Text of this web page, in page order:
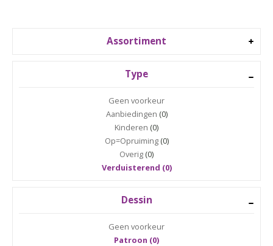
Assortiment
Type
Geen voorkeur
Aanbiedingen (0)
Kinderen (0)
Op=Opruiming(0)
Overig (0)
Verduisterend (0)
Dessin
Geen voorkeur
Patroon (0)